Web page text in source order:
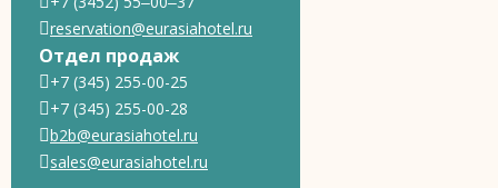
reservation@eurasiahotel.ru
Отдел продаж
+7 (345) 255-00-25
+7 (345) 255-00-28
b2b@eurasiahotel.ru
sales@eurasiahotel.ru